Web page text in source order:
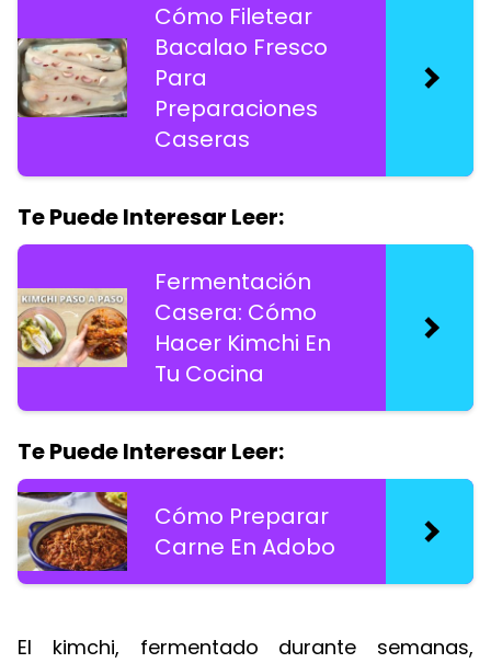
Cómo Filetear
Bacalao Fresco
Para
Preparaciones
Caseras
Te Puede Interesar Leer:
Fermentación
Casera: Cómo
Hacer Kimchi En
Tu Cocina
Te Puede Interesar Leer:
Cómo Preparar
Carne En Adobo
El kimchi, fermentado durante semanas,